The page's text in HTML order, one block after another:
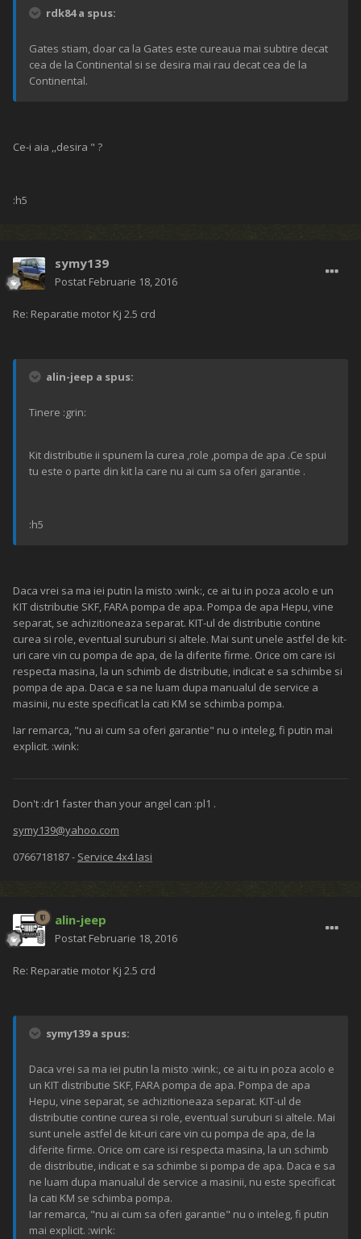
rdk84 a spus:
Gates stiam, doar ca la Gates este cureaua mai subtire decat
cea de la Continental si se desira mai rau decat cea de la
Continental.
Ce-i aia ,,desira " ?
:h5
symy139
Postat Februarie 18, 2016
Re: Reparatie motor Kj 2.5 crd
alin-jeep a spus:
Tinere :grin:
Kit distributie ii spunem la curea ,role ,pompa de apa .Ce spui
tu este o parte din kit la care nu ai cum sa oferi garantie .
:h5
Daca vrei sa ma iei putin la misto :wink:, ce ai tu in poza acolo e un
KIT distributie SKF, FARA pompa de apa. Pompa de apa Hepu, vine
separat, se achizitioneaza separat. KIT-ul de distributie contine
curea si role, eventual suruburi si altele. Mai sunt unele astfel de kit-
uri care vin cu pompa de apa, de la diferite firme. Orice om care isi
respecta masina, la un schimb de distributie, indicat e sa schimbe si
pompa de apa. Daca e sa ne luam dupa manualul de service a
masinii, nu este specificat la cati KM se schimba pompa.
Iar remarca, "nu ai cum sa oferi garantie" nu o inteleg, fi putin mai
explicit. :wink:
Don't :dr1 faster than your angel can :pl1 .
symy139@yahoo.com
0766718187 - Service 4x4 Iasi
alin-jeep
Postat Februarie 18, 2016
Re: Reparatie motor Kj 2.5 crd
symy139 a spus:
Daca vrei sa ma iei putin la misto :wink:, ce ai tu in poza acolo e
un KIT distributie SKF, FARA pompa de apa. Pompa de apa
Hepu, vine separat, se achizitioneaza separat. KIT-ul de
distributie contine curea si role, eventual suruburi si altele. Mai
sunt unele astfel de kit-uri care vin cu pompa de apa, de la
diferite firme. Orice om care isi respecta masina, la un schimb
de distributie, indicat e sa schimbe si pompa de apa. Daca e sa
ne luam dupa manualul de service a masinii, nu este specificat
la cati KM se schimba pompa.
Iar remarca, "nu ai cum sa oferi garantie" nu o inteleg, fi putin
mai explicit. :wink: